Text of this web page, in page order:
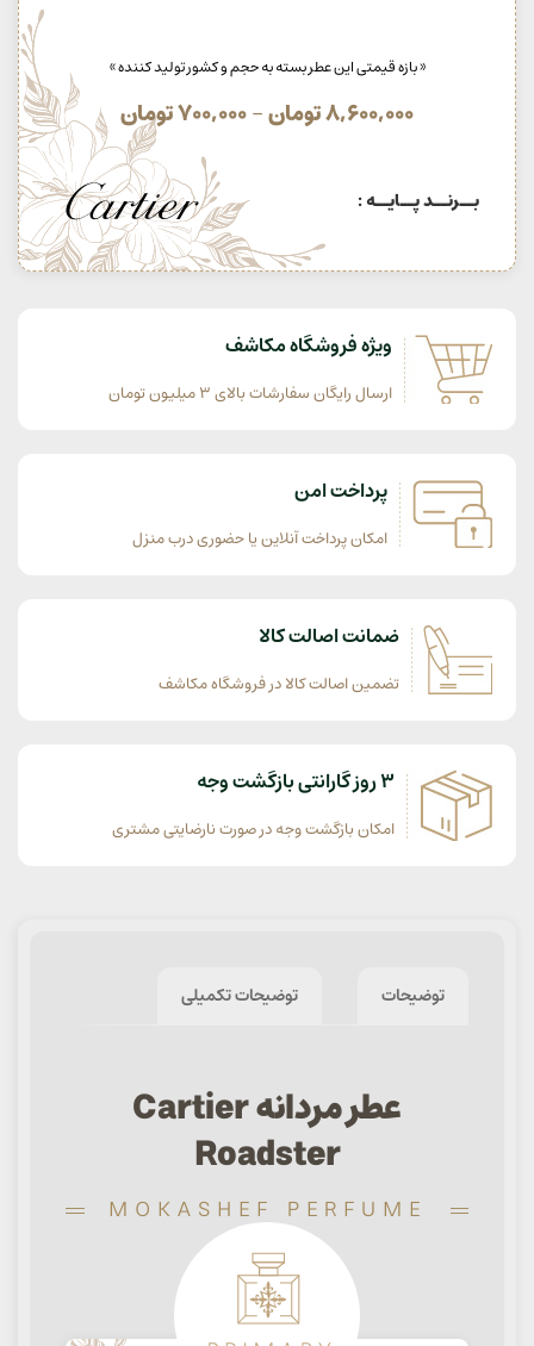
« بازه قیمتی این عطر بسته به حجم و کشور تولید کننده »
8,600,000تومان–
700,000تومان
بــرنــد پــایــه :
ویژه فروشگاه مکاشف
ارسال رایگان سفارشات بالای 3 میلیون تومان
پرداخت امن
امکان پرداخت آنلاین یا حضوری درب منزل
ضمانت اصالت کالا
تضمین اصالت کالا در فروشگاه مکاشف
3 روز گارانتی بازگشت وجه
امکان بازگشت وجه در صورت نارضایتی مشتری
توضیحات توضیحات تکمیلی
عطر مردانه Cartier
Roadster
MOKASHEF PERFUME